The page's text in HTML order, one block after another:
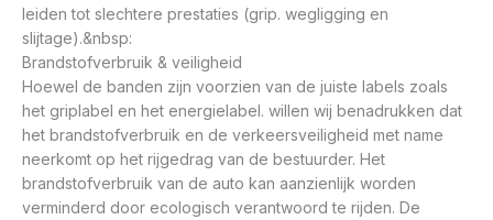
leiden tot slechtere prestaties (grip. wegligging en
slijtage).&nbsp:
Brandstofverbruik & veiligheid
Hoewel de banden zijn voorzien van de juiste labels zoals
het griplabel en het energielabel. willen wij benadrukken dat
het brandstofverbruik en de verkeersveiligheid met name
neerkomt op het rijgedrag van de bestuurder. Het
brandstofverbruik van de auto kan aanzienlijk worden
verminderd door ecologisch verantwoord te rijden. De